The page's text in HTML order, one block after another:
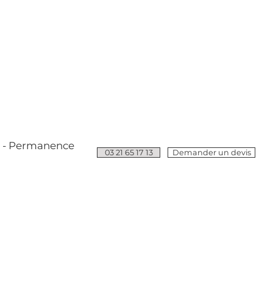
Permanence
03 21 65 17 13 Demander un devis